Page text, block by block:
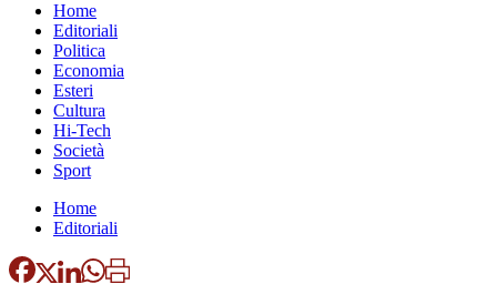
Home
Editoriali
Politica
Economia
Esteri
Cultura
Hi-Tech
Società
Sport
Home
Editoriali